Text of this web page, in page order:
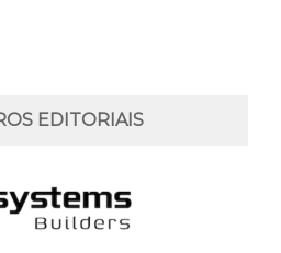
EDITORIAIS